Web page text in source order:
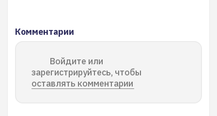
Комментарии
Войдите или
зарегистрируйтесь, чтобы
оставлять комментарии